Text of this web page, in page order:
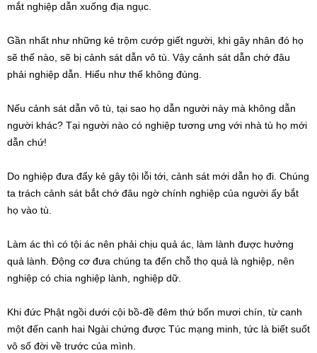
mắt nghiệp dẫn xuống địa ngục.
Gần nhất như những kẻ trộm cướp giết người, khi gây nhân đó họ
sẽ thế nào, sẽ bị cảnh sát dẫn vô tù. Vậy cảnh sát dẫn chớ đâu
phải nghiệp dẫn. Hiểu như thế không đúng.
Nếu cảnh sát dẫn vô tù, tại sao họ dẫn người này mà không dẫn
người khác? Tại người nào có nghiệp tương ưng với nhà tù họ mới
dẫn chứ!
Do nghiệp đưa đẩy kẻ gây tội lỗi tới, cảnh sát mới dẫn họ đi. Chúng
ta trách cảnh sát bắt chớ đâu ngờ chính nghiệp của người ấy bắt
họ vào tù.
Làm ác thì có tội ác nên phải chịu quả ác, làm lành được hưởng
quả lành. Động cơ đưa chúng ta đến chỗ thọ quả là nghiệp, nên
nghiệp có chia nghiệp lành, nghiệp dữ.
Khi đức Phật ngồi dưới cội bồ-đề đêm thứ bốn mươi chín, từ canh
một đến canh hai Ngài chứng được Túc mạng minh, tức là biết suốt
vô số đời về trước của mình.